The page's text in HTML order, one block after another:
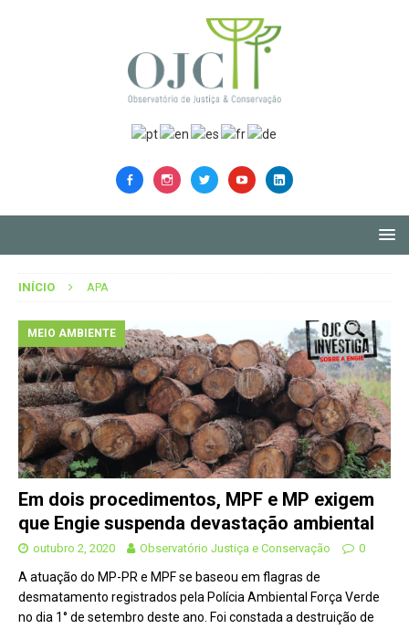
INÍCIO APA
MEIO AMBIENTE
Em dois procedimentos, MPF e MP exigem
que Engie suspenda devastação ambiental
outubro 2, 2020 Observatório Justiça e Conservação 0
A atuação do MP-PR e MPF se baseou em flagras de
desmatamento registrados pela Polícia Ambiental Força Verde
no dia 1° de setembro deste ano. Foi constada a destruição de